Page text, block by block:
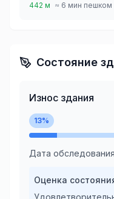
442 м ≈ 6 мин пешком
Состояние
Износ здания
13%
Дата
Оценка